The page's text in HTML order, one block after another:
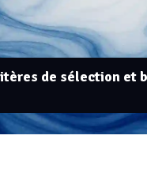
de sélection et